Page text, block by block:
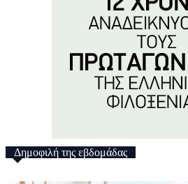
Δημοφιλή της εβδομάδας